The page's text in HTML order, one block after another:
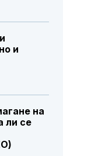
и
на
ли се